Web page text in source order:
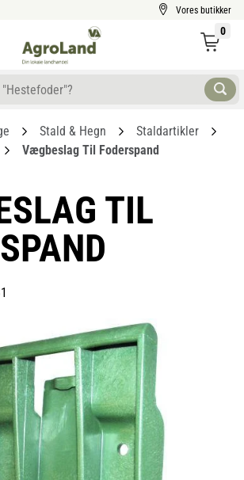
Vores butikker
0
Stald & Hegn
Staldartikler
Vægbeslag Til Foderspand
TIL